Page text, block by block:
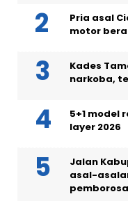
Pria asal
motor
Kades
narkoba,
5+1 model
layer 2026
Jalan
asal-